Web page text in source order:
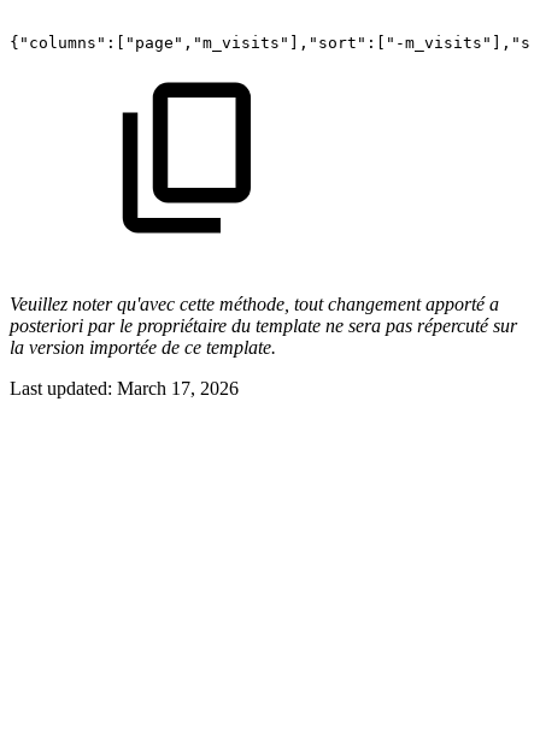
{"columns":["page","m_visits"],"sort":["-
Veuillez noter qu'avec cette méthode, tout changement apporté a
posteriori par le propriétaire du template ne sera pas répercuté sur
la version importée de ce template.
Last updated: March 17, 2026